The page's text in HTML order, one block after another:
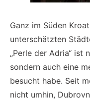
Ganz im Süden
unterschätzten
„Perle der Adria“ ist
sondern auch eine
besucht habe. Seit
nicht umhin,